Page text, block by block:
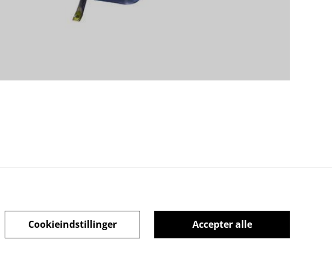
Fortrolighedspolitik Cookiepolitik
Accepter alle
Cookieindstillinger